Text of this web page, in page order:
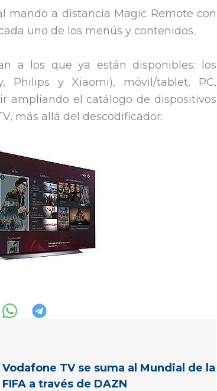
mando a distancia Magic Remote con
uno de los menús y contenidos.
a los que ya están disponibles: los
Philips y Xiaomi), móvil/tablet, PC,
ampliando el catálogo de dispositivos
más allá del descodificador.
Vodafone TV se suma al Mundial de la
FIFA a través de DAZN